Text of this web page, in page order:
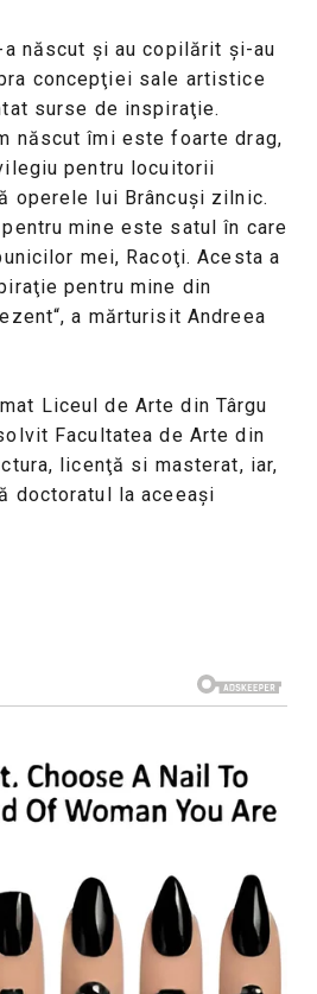
născut şi au copilărit şi-au
concepţiei sale artistice
surse de inspiraţie.
născut îmi este foarte drag,
pentru locuitorii
operele lui Brâncuşi zilnic.
mine este satul în care
mei, Racoţi. Acesta a
pentru mine din
a mărturisit Andreea
Liceul de Arte din Târgu
Facultatea de Arte din
licenţă si masterat, iar,
doctoratul la aceeaşi